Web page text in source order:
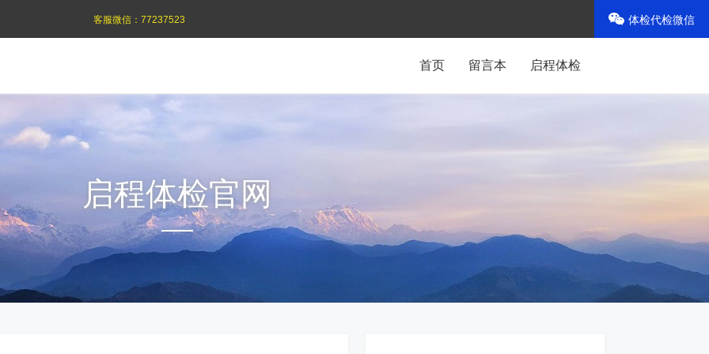
首页 留言本 启程体检
启程体检官网
客服微信： 77237523 体检代检微信